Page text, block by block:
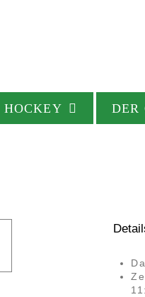
HOCKEY DER